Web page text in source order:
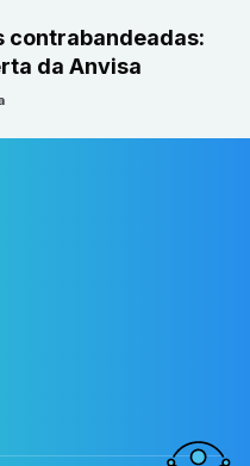
contrabandeadas:
da Anvisa